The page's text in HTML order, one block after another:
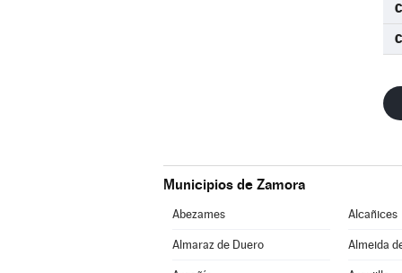
Municipios de Zamora
Abezames Alcañices
Almaraz de Duero Almeida